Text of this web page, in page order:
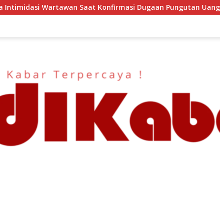
Konfirmasi Dugaan Pungutan Uang Gedung, Anggota Komite